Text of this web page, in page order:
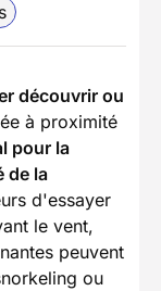
découvrir ou
à proximité
pour la
de la
d'essayer
le vent,
peuvent
ou